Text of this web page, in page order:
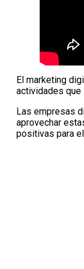
El marketing
actividades que
Las empresas
aprovechar
positivas para